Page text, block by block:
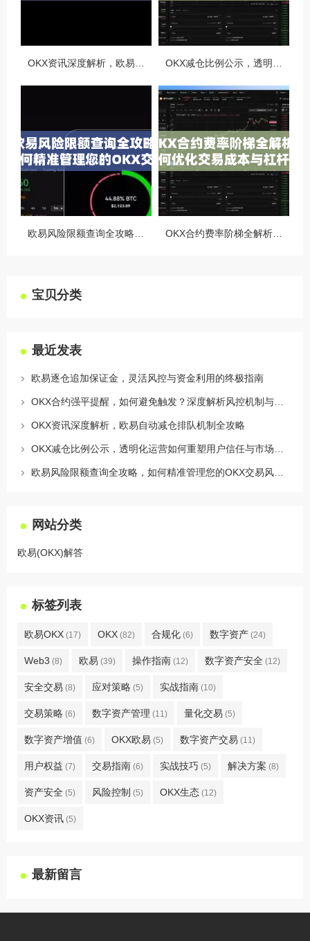
宝贝分类
最近发表
欧易逐仓追加保证金，灵活风控与资金利用的终极指南
OKX资讯深度解析，欧易自动减仓排队机制全攻略
网站分类
欧易(OKX)解答
标签列表
欧易OKX (17) OKX (82) 合规化 (6) 数字资产 (24)
Web3 (8) 欧易 (39) 操作指南 (12) 数字资产安全 (12)
安全交易 (8) 应对策略 (5) 实战指南 (10)
交易策略 (6) 数字资产管理 (11) 量化交易 (5)
数字资产增值 (6) OKX欧易 (5) 数字资产交易 (11)
用户权益 (7) 交易指南 (6) 实战技巧 (5) 解决方案 (8)
资产安全 (5) 风险控制 (5) OKX生态 (12)
OKX资讯 (5)
最新留言